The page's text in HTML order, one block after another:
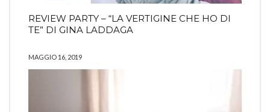
REVIEW PARTY – “LA VERTIGINE CHE HO DI
TE” DI GINA LADDAGA
MAGGIO 16, 2019